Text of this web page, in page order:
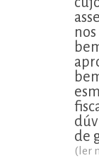
de
(ler